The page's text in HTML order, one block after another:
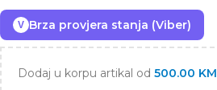
V Brza provjera stanja (Viber)
Dodaj u korpu artikal od 500.00 KM